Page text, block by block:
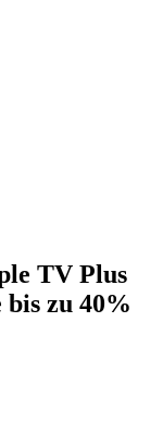
TV Plus
bis zu 40%